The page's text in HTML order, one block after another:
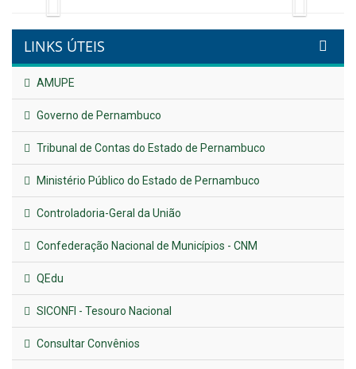
NOTA DE PESAR E LUTO OFICIAL
Plano Diretor – 2026
Publicado em: 14 de maio de 2026
UTILIDADE PÚBLICA
Previous
Next
LINKS ÚTEIS
AMUPE